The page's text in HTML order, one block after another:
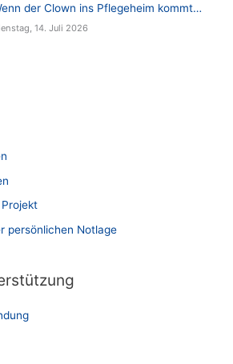
der Clown ins Pflegeheim kommt…
14. Juli 2026
persönlichen Notlage